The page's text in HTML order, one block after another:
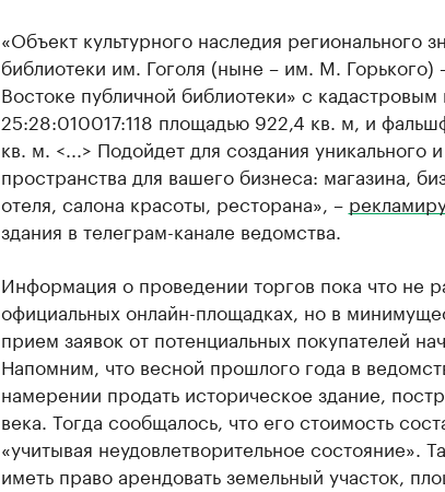
«Объект культурного наследия регионального
библиотеки им. Гоголя (ныне – им. М. Горького)
Востоке публичной библиотеки» с
25:28:010017:118 площадью 922,4 кв. м, и
кв. м. <...> Подойдет для создания уникального
пространства для вашего бизнеса: магазина,
отеля, салона красоты, ресторана», –
здания в телеграм-канале ведомства.
Информация о проведении торгов пока что не
официальных онлайн-площадках, но в
прием заявок от потенциальных покупателей
Напомним, что весной прошлого года в
намерении продать историческое здание,
века. Тогда сообщалось, что его стоимость
«учитывая неудовлетворительное состояние».
иметь право арендовать земельный участок,